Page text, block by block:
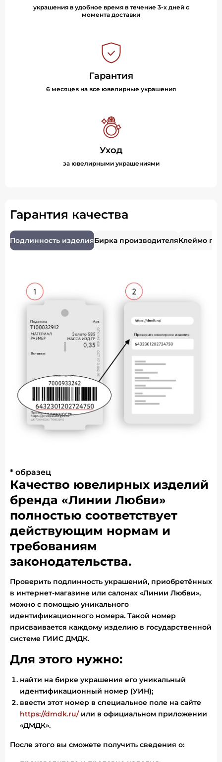
украшения в удобное время в течение 3-х дней с
момента доставки
Гарантия
6 месяцев на все ювелирные украшения
Уход
за ювелирными украшениями
Гарантия качества
Подлинность изделияБирка производителяКлеймо
* образец
Качество ювелирных изделий
бренда «Линии Любви»
полностью соответствует
действующим нормам и
требованиям
законодательства.
Проверить подлинность украшений, приобретённых
в интернет-магазине или салонах «Линии Любви»,
можно с помощью уникального
идентификационного номера. Такой номер
присваивается каждому изделию в государственной
системе ГИИС ДМДК.
Для этого нужно:
найти на бирке украшения его уникальный
идентификационный номер (УИН);
ввести этот номер в специальное поле на сайте
https://dmdk.ru/или в официальном приложении
«ДМДК».
После этого вы сможете получить сведения о: